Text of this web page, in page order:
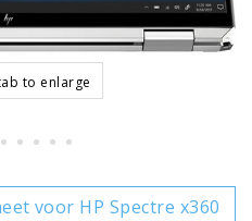
to enlarge
voor HP Spectre x360